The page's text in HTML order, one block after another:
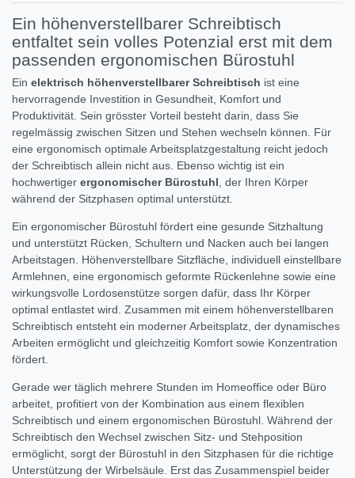
Ein höhenverstellbarer Schreibtisch
entfaltet sein volles Potenzial erst mit dem
passenden ergonomischen Bürostuhl
Ein elektrisch höhenverstellbarer Schreibtisch ist eine
hervorragende Investition in Gesundheit, Komfort und
Produktivität. Sein grösster Vorteil besteht darin, dass Sie
regelmässig zwischen Sitzen und Stehen wechseln können. Für
eine ergonomisch optimale Arbeitsplatzgestaltung reicht jedoch
der Schreibtisch allein nicht aus. Ebenso wichtig ist ein
hochwertiger ergonomischer Bürostuhl , der Ihren Körper
während der Sitzphasen optimal unterstützt.
Ein ergonomischer Bürostuhl fördert eine gesunde Sitzhaltung
und unterstützt Rücken, Schultern und Nacken auch bei langen
Arbeitstagen. Höhenverstellbare Sitzfläche, individuell einstellbare
Armlehnen, eine ergonomisch geformte Rückenlehne sowie eine
wirkungsvolle Lordosenstütze sorgen dafür, dass Ihr Körper
optimal entlastet wird. Zusammen mit einem höhenverstellbaren
Schreibtisch entsteht ein moderner Arbeitsplatz, der dynamisches
Arbeiten ermöglicht und gleichzeitig Komfort sowie Konzentration
fördert.
Gerade wer täglich mehrere Stunden im Homeoffice oder Büro
arbeitet, profitiert von der Kombination aus einem flexiblen
Schreibtisch und einem ergonomischen Bürostuhl. Während der
Schreibtisch den Wechsel zwischen Sitz- und Stehposition
ermöglicht, sorgt der Bürostuhl in den Sitzphasen für die richtige
Unterstützung der Wirbelsäule. Erst das Zusammenspiel beider